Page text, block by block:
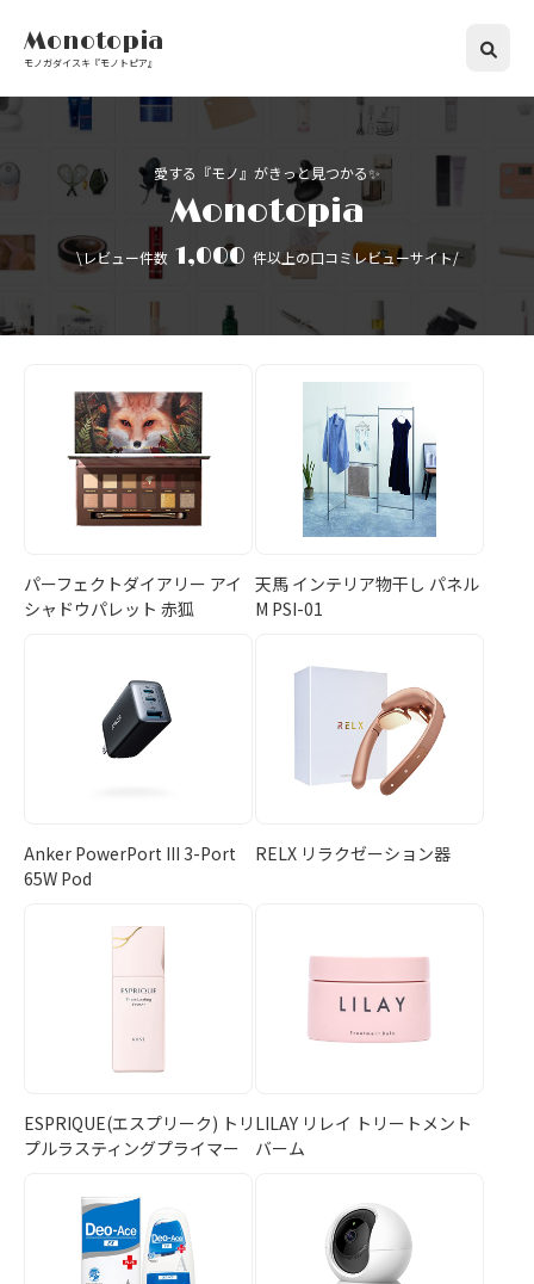
Monotopia
モノガダイスキ『モノトピア』
愛する『モノ』がきっと見つかる✨
Monotopia
\レビュー件数 1,000 件以上の口コミレビューサイト/
パーフェクトダイアリー アイ
シャドウパレット 赤狐
天馬 インテリア物干し パネル
M PSI-01
Anker PowerPort III 3-Port
65W Pod
RELX リラクゼーション器
ESPRIQUE(エスプリーク) トリ
プルラスティングプライマー
LILAY リレイ トリートメント
バーム